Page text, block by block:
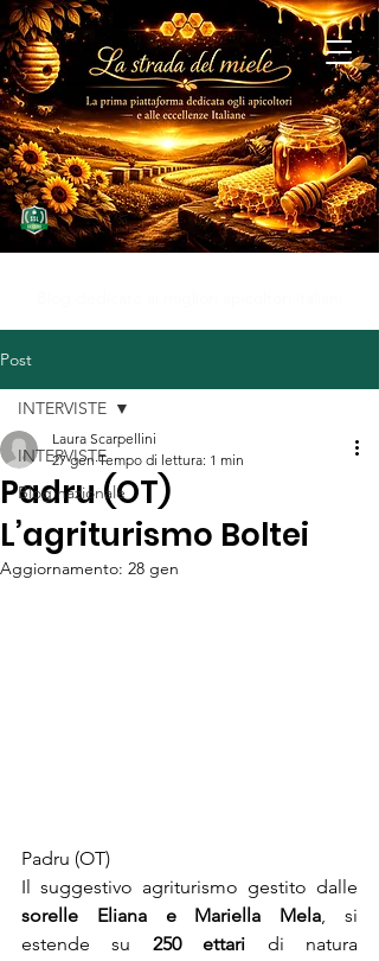
Post
INTERVISTE
Blog nazionale
INTERVISTE
Padru (OT)
L’agriturismo Boltei
Laura Scarpellini
27 gen Tempo di lettura: 1 min
Aggiornamento: 28 gen
Padru (OT)
sorelle Eliana e Mariella Mela, si
estende su 250 ettari di natura